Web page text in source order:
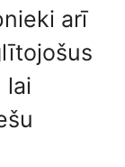
arī
lai